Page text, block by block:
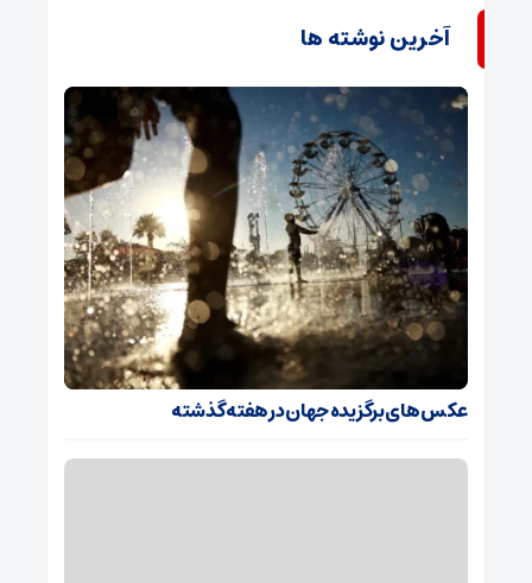
آخرین نوشته ها
عکس های برگزیده جهان در هفته گذشته